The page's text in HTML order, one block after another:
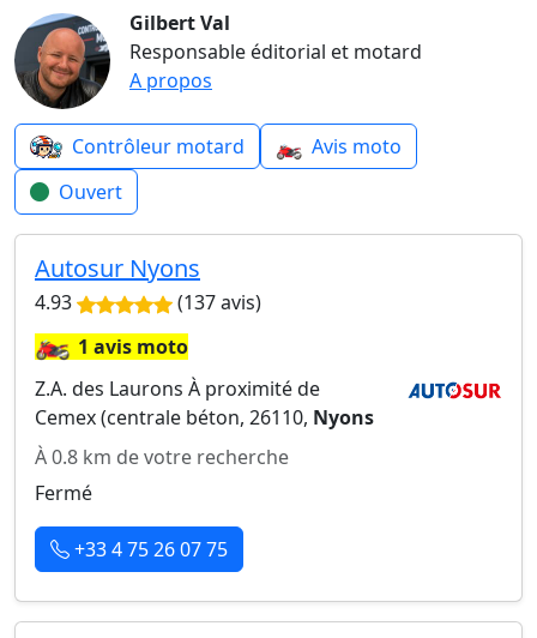
Gilbert Val
Responsable éditorial et motard
A propos
Contrôleur motard 🏍️ Avis moto
Ouvert
Autosur Nyons
4.93 (137 avis)
🏍️1 avis moto
Z.A. des Laurons À proximité de
Cemex (centrale béton, 26110, Nyons
À 0.8 km de votre recherche
Fermé
+33 4 75 26 07 75